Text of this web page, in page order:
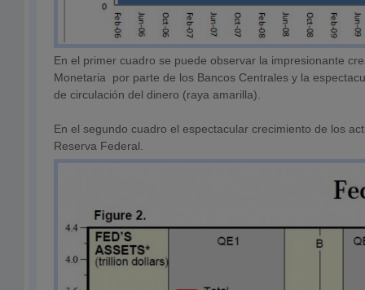
En el primer cuadro se puede observar la impresionante
Monetaria por parte de los Bancos Centrales y la
de circulación del dinero (raya amarilla).
En el segundo cuadro el espectacular crecimiento de los
Reserva Federal.